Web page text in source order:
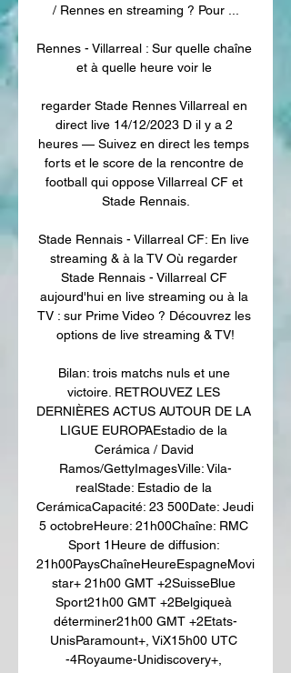
/ Rennes en streaming ? Pour ...
Rennes - Villarreal : Sur quelle chaîne
et à quelle heure voir le
regarder Stade Rennes Villarreal en
direct live 14/12/2023 D il y a 2
heures — Suivez en direct les temps
forts et le score de la rencontre de
football qui oppose Villarreal CF et
Stade Rennais.
Stade Rennais - Villarreal CF: En live
streaming & à la TV Où regarder
Stade Rennais - Villarreal CF
aujourd'hui en live streaming ou à la
TV : sur Prime Video ? Découvrez les
options de live streaming & TV!
Bilan: trois matchs nuls et une
victoire. RETROUVEZ LES
DERNIÈRES ACTUS AUTOUR DE LA
LIGUE EUROPAEstadio de la
Cerámica / David
Ramos/GettyImagesVille: Vila-
realStade: Estadio de la
CerámicaCapacité: 23 500Date: Jeudi
5 octobreHeure: 21h00Chaîne: RMC
Sport 1Heure de diffusion:
21h00PaysChaîneHeureEspagneMovi
star+ 21h00 GMT +2SuisseBlue
Sport21h00 GMT +2Belgiqueà
déterminer21h00 GMT +2Etats-
UnisParamount+, ViX15h00 UTC
-4Royaume-Unidiscovery+,